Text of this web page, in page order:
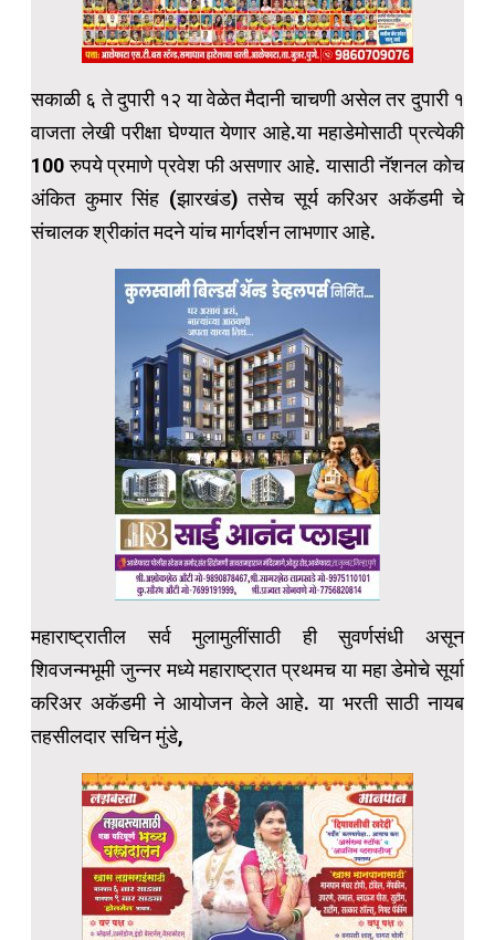
सकाळी ६ ते दुपारी १२ या वेळेत मैदानी चाचणी असेल तर दुपारी १
वाजता लेखी परीक्षा घेण्यात येणार आहे.या महाडेमोसाठी प्रत्येकी
100 रुपये प्रमाणे प्रवेश फी असणार आहे. यासाठी नॅशनल कोच
अंकित कुमार सिंह (झारखंड) तसेच सूर्य करिअर अकॅडमी चे
संचालक श्रीकांत मदने यांच मार्गदर्शन लाभणार आहे.
महाराष्ट्रातील सर्व मुलामुलींसाठी ही सुवर्णसंधी असून
शिवजन्मभूमी जुन्नर मध्ये महाराष्ट्रात प्रथमच या महा डेमोचे सूर्या
करिअर अकॅडमी ने आयोजन केले आहे. या भरती साठी नायब
तहसीलदार सचिन मुंडे,